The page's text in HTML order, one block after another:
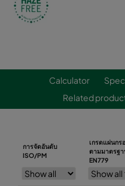
Calculator
Related
การจัดอันดับ
ISO/PM
เกรดแผ่นกร
ตามมาตรฐ
EN779